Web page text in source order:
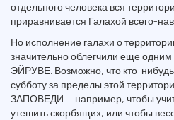
отдельного человека вся
приравнивается Галахой всего-
Но исполнение галахи о
значительно облегчили еще
ЭЙРУВЕ. Возможно, что кто-
субботу за пределы этой
ЗАПОВЕДИ — например, чтобы
утешить скорбящих, или чтобы